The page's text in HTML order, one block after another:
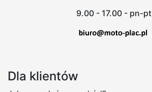
9.00 - 17.00 - pn-pt
Dla klientów